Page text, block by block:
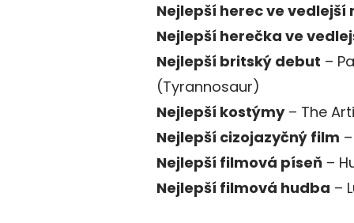
Nejlepší herec ve vedlejší
Nejlepší herečka ve
Nejlepší britský debut –
(Tyrannosaur)
Nejlepší kostýmy– The
Nejlepší cizojazyčný film
Nejlepší filmová píseň –
Nejlepší filmová hudba –